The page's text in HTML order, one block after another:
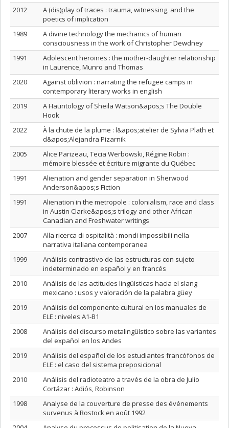
2012
A (dis)play of traces : trauma, witnessing, and the
poetics of implication
1989
A divine technology the mechanics of human
consciousness in the work of Christopher Dewdney
1991
Adolescent heroines : the mother-daughter relationship
in Laurence, Munro and Thomas
2020
Against oblivion : narrating the refugee camps in
contemporary literary works in english
2019
A Hauntology of Sheila Watson&apos;s The Double
Hook
2022
À la chute de la plume : l&apos;atelier de Sylvia Plath et
d&apos;Alejandra Pizarnik
2005
Alice Parizeau, Tecia Werbowski, Régine Robin :
mémoire blessée et écriture migrante du Québec
1991
Alienation and gender separation in Sherwood
Anderson&apos;s Fiction
1991
Alienation in the metropole : colonialism, race and class
in Austin Clarke&apos;s trilogy and other African
Canadian and Freshwater writings
2007
Alla ricerca di ospitalità : mondi impossibili nella
narrativa italiana contemporanea
1999
Análisis contrastivo de las estructuras con sujeto
indeterminado en español y en francés
2010
Análisis de las actitudes lingüísticas hacia el slang
mexicano : usos y valoración de la palabra güey
2019
Análisis del componente cultural en los manuales de
ELE : niveles A1-B1
2008
Análisis del discurso metalingüístico sobre las variantes
del expañol en los Andes
2019
Análisis del español de los estudiantes francófonos de
ELE : el caso del sistema preposicional
2010
Análisis del radioteatro a través de la obra de Julio
Cortázar : Adiós, Robinson
1998
Analyse de la couverture de presse des événements
survenus à Rostock en août 1992